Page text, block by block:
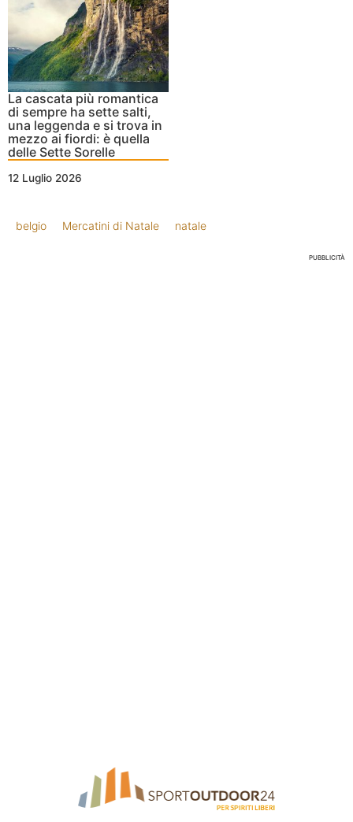
La cascata più romantica
di sempre ha sette salti,
una leggenda e si trova in
mezzo ai fiordi: è quella
delle Sette Sorelle
12 Luglio 2026
belgio Mercatini di Natale natale
PUBBLICITÀ